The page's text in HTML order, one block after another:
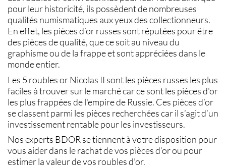
pour leur historicité, ils possèdent de nombreuses
qualités numismatiques aux yeux des collectionneurs.
En effet, les pièces d’or russes sont réputées pour être
des pièces de qualité, que ce soit au niveau du
graphisme ou de la frappe et sont appréciées dans le
monde entier.
Les 5 roubles orNicolas II sont les pièces russes les plus
faciles à trouver sur le marché car ce sont les pièces d'or
les plus frappées de l'empire de Russie. Ces pièces d’or
se classent parmi les pièces recherchées car il s’agit d’un
investissement rentable pour les investisseurs.
Nos experts BDOR se tiennent à votre disposition pour
vous aider dans lerachat de vos pièces d’orou pour
estimer la valeur de vos roubles d’or.